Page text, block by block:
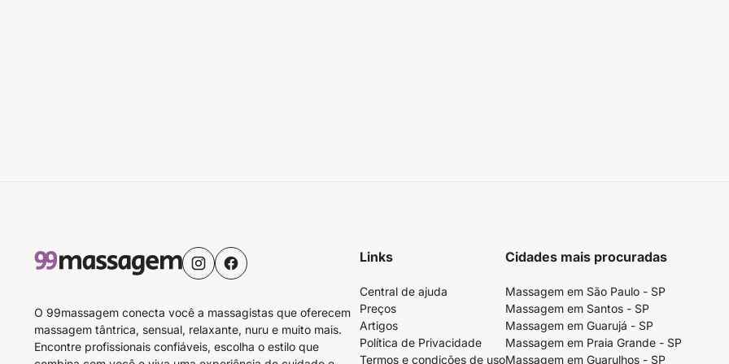
O 99massagem conecta você a massagistas que oferecem
massagem tântrica, sensual, relaxante, nuru e muito mais.
Encontre profissionais confiáveis, escolha o estilo que
Links
Central de ajuda
Preços
Artigos
Política de Privacidade
Termos e condições de uso
Cidades mais procuradas
Massagem em São Paulo - SP
Massagem em Santos - SP
Massagem em Guarujá - SP
Massagem em Praia Grande - SP
Massagem em Guarulhos - SP